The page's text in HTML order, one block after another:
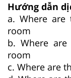
Hướng dẫn
a. Where are
room
b. Where
room
c. Where are